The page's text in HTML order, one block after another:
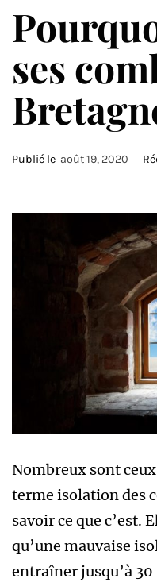
ses
Publié le août 19, 2020
Nombreux sont
terme isolation des
savoir ce que c’est.
qu’une mauvaise
entraîner jusqu’à